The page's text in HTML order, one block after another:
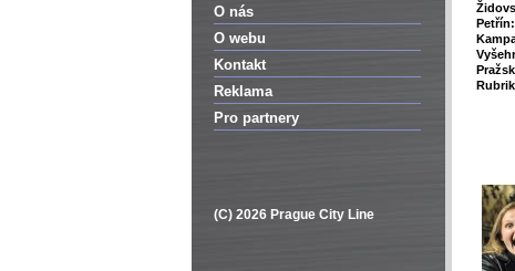
O nás
O webu
Kontakt
Reklama
Pro partnery
(C) 2026 Prague City Line
Petřín: